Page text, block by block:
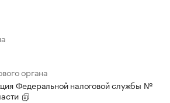
органа
Федеральной налоговой службы №